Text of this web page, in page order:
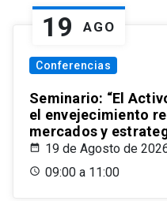
19 AGO
Conferencias
Seminario: “El
el envejecimiento
mercados y
19 de Agosto de
09:00 a 11:00